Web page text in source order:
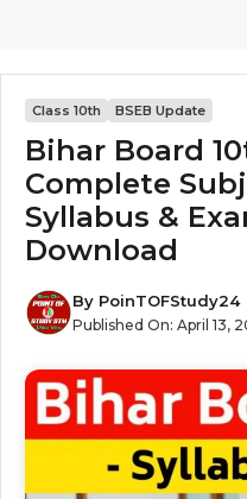
Class 10th BSEB Update
Bihar Board
Complete
Syllabus &
Download
By PoinTOFStudy24
Published On: April 13,